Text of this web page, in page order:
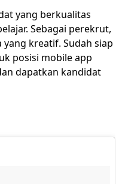
yang berkualitas
Sebagai perekrut,
kreatif. Sudah siap
posisi mobile app
dapatkan kandidat